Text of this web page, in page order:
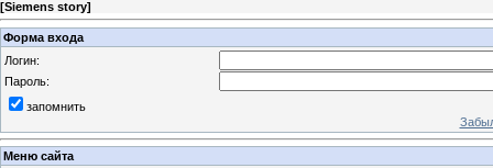
[Siemens story]
Форма входа
Логин:
Пароль:
запомнить
Меню сайта